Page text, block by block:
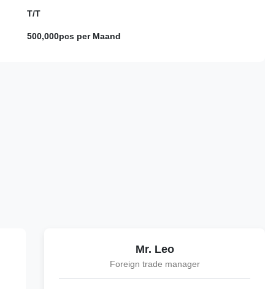
T/T
500,000pcs per Maand
Mr. Leo
Foreign trade manager